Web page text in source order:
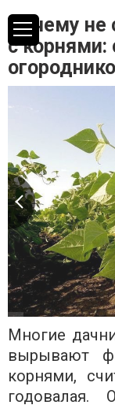
Почему не
с
Многие
вырывают
корнями,
годовалая.